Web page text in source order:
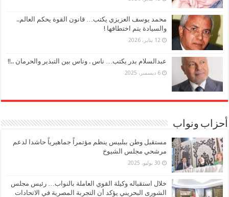
محمد يوسف العزيزي يكتب… قانون القوة يحكم العالم..
والسيادة يتم اختطافها !
12 يناير، 2026
عبدالسلام بدر يكتب… ناس . وناس بين التبذير والحرمان ..!!
6 ديسمبر، 2025
أحزاب ونواب
مستقبل وطن ببلبيس ينظم مؤتمراً جماهيرياً حاشدا لدعم
مرشحي مجلس الشيوخ
30 يوليو، 2025
خلال استقباله وكيلة القوي العاملة بالنواب… رئيس مجلس
الشورى البحريني يؤكد أن التجربة المصرية في الاتحادات